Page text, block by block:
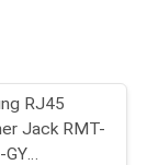
RJ45
Jack RMT-